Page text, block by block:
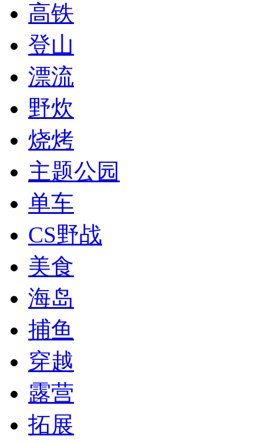
高铁
登山
漂流
野炊
烧烤
主题公园
单车
CS野战
美食
海岛
捕鱼
穿越
露营
拓展